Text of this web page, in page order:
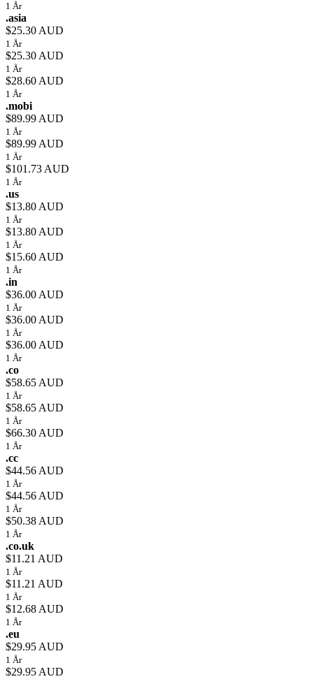
1 År
.asia
$25.30 AUD
1 År
$25.30 AUD
1 År
$28.60 AUD
1 År
.mobi
$89.99 AUD
1 År
$89.99 AUD
1 År
$101.73 AUD
1 År
.us
$13.80 AUD
1 År
$13.80 AUD
1 År
$15.60 AUD
1 År
.in
$36.00 AUD
1 År
$36.00 AUD
1 År
$36.00 AUD
1 År
.co
$58.65 AUD
1 År
$58.65 AUD
1 År
$66.30 AUD
1 År
.cc
$44.56 AUD
1 År
$44.56 AUD
1 År
$50.38 AUD
1 År
.co.uk
$11.21 AUD
1 År
$11.21 AUD
1 År
$12.68 AUD
1 År
.eu
$29.95 AUD
1 År
$29.95 AUD